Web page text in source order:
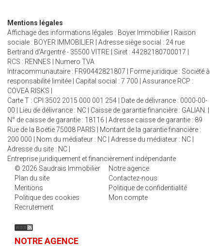
Mentions légales
Affichage des informations légales : Boyer Immobilier | Raison
sociale : BOYER IMMOBILIER | Adresse siège social : 24 rue
Bertrand d'Argentré - 35500 VITRE | Siret : 44282180700017 |
RCS : RENNES | Numero TVA
Intracommunautaire : FR90442821807 | Forme juridique : Société à
responsabilité limitée | Capital social : 7 700 | Assurance RCP :
COVEA RISKS |
Carte T : CPI 3502 2015 000 001 254 | Date de délivrance : 0000-00-
00 | Lieu de délivrance : NC | Caisse de garantie financière : GALIAN. |
N° de caisse de garantie : 18116 | Adresse caisse de garantie : 89
Rue de la Boétie 75008 PARIS | Montant de la garantie financière :
200 000 | Nom du médiateur : NC | Adresse du médiateur : NC |
Adresse du site : NC |
Entreprise juridiquement et financièrement indépendante
© 2026 Saudrais Immobilier
Notre agence
Plan du site
Contactez-nous
Mentions
Politique de confidentialité
Politique des cookies
Mon compte
Recrutement
NOTRE AGENCE